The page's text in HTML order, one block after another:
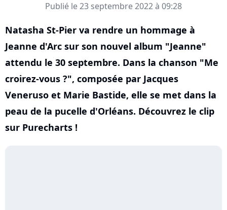
Publié le 23 septembre 2022 à 09:28
Natasha St-Pier va rendre un hommage à
Jeanne d'Arc sur son nouvel album "Jeanne"
attendu le 30 septembre. Dans la chanson "Me
croirez-vous ?", composée par Jacques
Veneruso et Marie Bastide, elle se met dans la
peau de la pucelle d'Orléans. Découvrez le clip
sur Purecharts !